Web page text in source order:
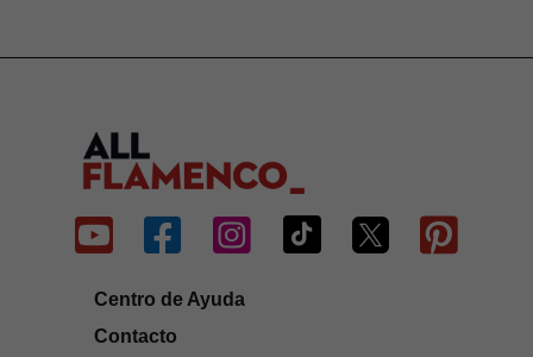
     
Centro de Ayuda
Contacto